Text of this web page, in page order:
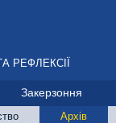
РЕФЛЕКСІЇ
Закерзоння
Архів